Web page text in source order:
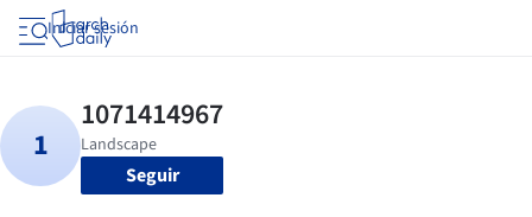
Iniciar sesión
Seguir